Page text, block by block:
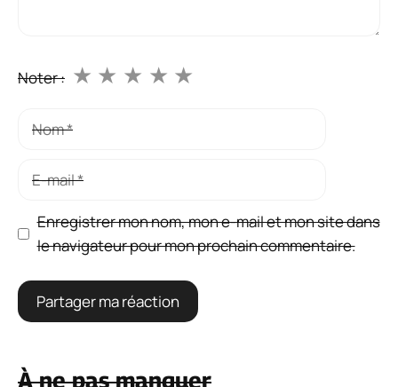
Noter : ★
★
★
★
★
Nom
Enregistrer mon nom, mon e-mail et mon site dans
le navigateur pour mon prochain commentaire.
À ne pas manquer